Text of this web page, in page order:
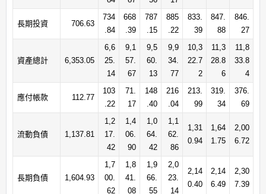
長期投資 706.63
734
.84
668
.39
787
.15
885
.22
833.
39
847.
88
846.
27
資產總計 6,353.05
6,6
25.
14
9,1
57.
67
9,5
60.
13
9,9
34.
77
10,3
22.7
2
11,3
28.8
6
11,8
33.8
4
應付帳款 112.77
103
.22
71.
17
148
.40
216
.04
213.
99
319.
34
376.
69
流動負債 1,137.81
1,2
17.
42
1,4
06.
90
1,0
64.
42
1,1
62.
86
1,31
0.94
1,64
1.75
2,00
6.72
長期負債 1,604.93
1,7
00.
62
1,8
41.
08
1,9
66.
55
2,0
23.
14
2,14
0.40
2,14
6.49
2,30
7.39